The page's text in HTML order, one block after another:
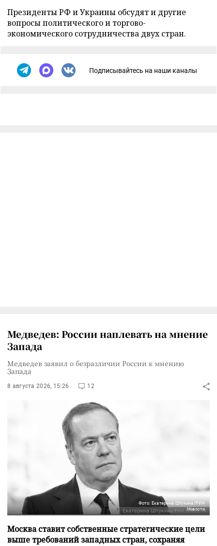
Президенты РФ и Украины обсудят и другие
вопросы политического и торгово-
экономического сотрудничества двух стран.
Подписывайтесь на наши каналы
Медведев: России наплевать на мнение
Запада
Медведев заявил о безразличии России к мнению
Запада
8 августа 2026, 15:26 12
Фото: Екатерина Штукина/РИА
Новости
Москва ставит собственные стратегические цели
выше требований западных стран, сохраняя